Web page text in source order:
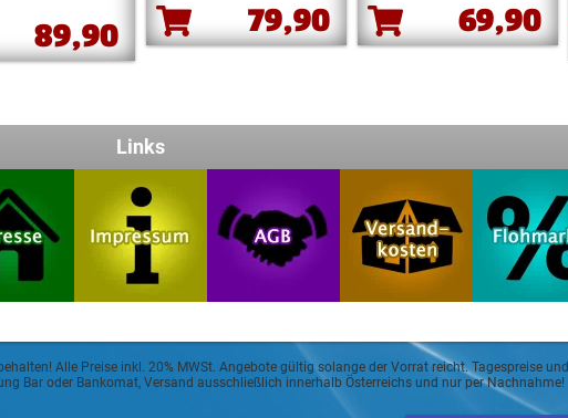
89,90 79,90 69,90
Links
Alle Preise inkl. 20% MWSt. Angebote gültig solange der Vorrat reicht. Tagespreise und
Bar oder Bankomat, Versand ausschließlich innerhalb Österreichs und nur per Nachnahme!